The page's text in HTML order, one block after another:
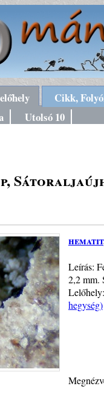
Cikk,
Utolsó 10
hematit
Leírás:
2,2 mm.
Lelőhely:
hegység)